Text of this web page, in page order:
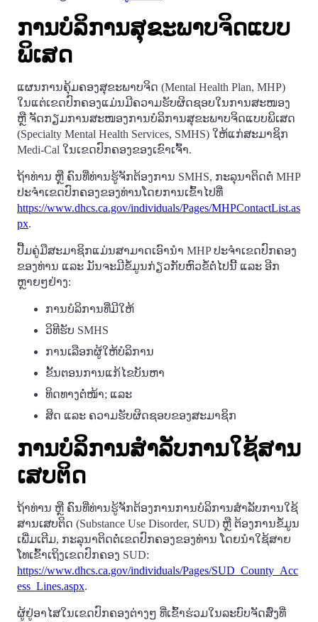
ການບໍລິການສຸຂະພາບຈິດແບບ
ພິເສດ
ແຜນການຄຸ້ມຄອງສຸຂະພາບຈິດ (Mental Health Plan, MHP)
ໃນແຕ່ເຂດປົກຄອງແມ່ນມີຄວາມຮັບຜິດຊອບໃນການສະໜອງ
ຫຼື ຈັດກຽມການສະໜອງການບໍລິການສຸຂະພາບຈິດແບບພິເສດ
(Specialty Mental Health Services, SMHS) ໃຫ້ແກ່ສະມາຊິກ
Medi-Cal ໃນເຂດປົກຄອງຂອງເຂົາເຈົ້າ.
ຖ້າທ່ານ ຫຼື ຄົນທີ່ທ່ານຮູ້ຈັກຕ້ອງການ SMHS, ກະລຸນາຕິດຕໍ່ MHP
ປະຈໍາເຂດປົກຄອງຂອງທ່ານໂດຍການເຂົ້າໄປທີ່
https://www.dhcs.ca.gov/individuals/Pages/MHPContactList.as
px.
ປື້ມຄູ່ມືສະມາຊິກແມ່ນສາມາດເອົານໍາ MHP ປະຈໍາເຂດປົກຄອງ
ຂອງທ່ານ ແລະ ມັນຈະມີຂໍ້ມູນກ່ຽວກັບຫົວຂໍ້ຕໍ່ໄປນີ້ ແລະ ອີກ
ຫຼາຍໆຢ່າງ:
ການບໍລິການທີ່ມີໃຫ້
ວິທີຮັບ SMHS
ການເລືອກຜູ້ໃຫ້ບໍລິການ
ຂັ້ນຕອນການແກ້ໄຂບັນຫາ
ທິດທາງຕໍ່ໜ້າ; ແລະ
ສິດ ແລະ ຄວາມຮັບຜິດຊອບຂອງສະມາຊິກ
ການບໍລິການສໍາລັບການໃຊ້ສານ
ເສບຕິດ
ຖ້າທ່ານ ຫຼື ຄົນທີ່ທ່ານຮູ້ຈັກຕ້ອງການການບໍລິການສໍາລັບການໃຊ້
ສານເສບຕິດ (Substance Use Disorder, SUD) ຫຼື ຕ້ອງການຂໍ້ມູນ
ເພີ່ມເຕີມ, ກະລຸນາຕິດຕໍ່ເຂດປົກຄອງຂອງທ່ານ ໂດຍນໍາໃຊ້ສາຍ
ໂທເຂົ້າເຖິງເຂດປົກຄອງ SUD:
https://www.dhcs.ca.gov/individuals/Pages/SUD_County_Acc
ess_Lines.aspx.
ຜູ້ຢູ່ອາໄສໃນເຂດປົກຄອງຕ່າງໆ ທີ່ເຂົ້າຮ່ວມໃນລະບົບຈັດສົ່ງທີ່